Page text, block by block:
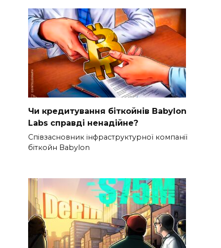
Чи кредитування біткойнів Babylon
Labs справді ненадійне?
Співзасновник інфраструктурної компанії
біткойн Babylon